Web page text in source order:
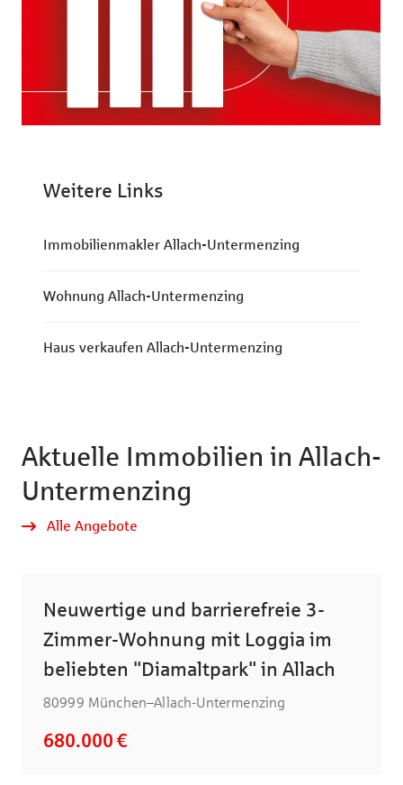
Weitere Links
Immobilienmakler Allach-Untermenzing
Wohnung Allach-Untermenzing
Haus verkaufen Allach-Untermenzing
Aktuelle Immobilien in Allach-
Untermenzing
Alle Angebote
Neuwertige und barrierefreie 3-
Zimmer-Wohnung mit Loggia im
beliebten "Diamaltpark" in Allach
80999 München–Allach-Untermenzing
680.000 €